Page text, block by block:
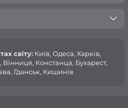
світу:Київ, Одеса, Харків,
Вінниця, Констанца, Бухарест,
Гданськ, Кишинів